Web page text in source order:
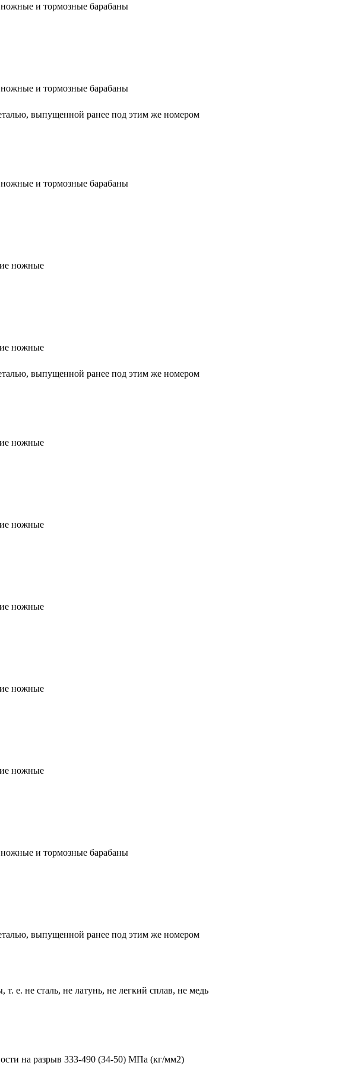
ножные и тормозные барабаны
ножные и тормозные барабаны
выпущенной ранее под этим же номером
ножные и тормозные барабаны
ножные
ножные
выпущенной ранее под этим же номером
ножные
ножные
ножные
ножные
ножные
ножные и тормозные барабаны
выпущенной ранее под этим же номером
т. е. не сталь, не латунь, не легкий сплав, не медь
на разрыв 333-490 (34-50) МПа (кг/мм2)